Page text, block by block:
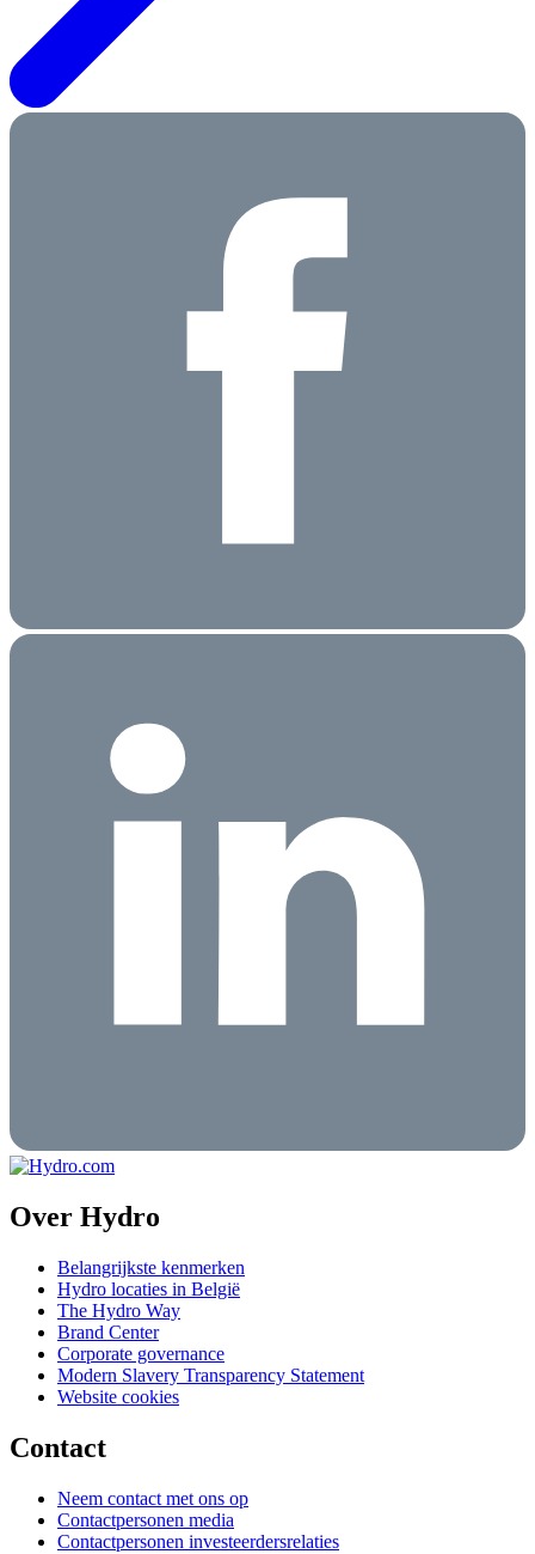
Over Hydro
Belangrijkste kenmerken
Hydro locaties in België
The Hydro Way
Brand Center
Corporate governance
Modern Slavery Transparency Statement
Website cookies
Contact
Neem contact met ons op
Contactpersonen media
Contactpersonen investeerdersrelaties